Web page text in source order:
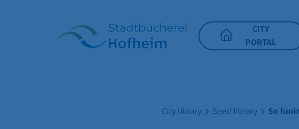
CITY
PORTAL
City library Seed library So